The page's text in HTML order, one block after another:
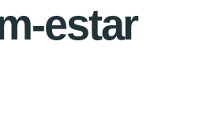
estar